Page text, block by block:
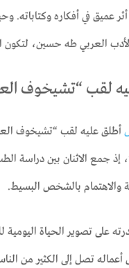
عميق في أفكاره وكتاباته.
العربي طه حسين، لتكون
لقب “تشيخوف
أطلق عليه لقب “تشيخوف
جمع الاثنان بين دراسة
والاهتمام بالشخص البسيط.
على تصوير الحياة
تصل إلى الكثير من